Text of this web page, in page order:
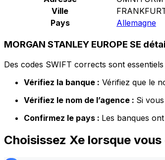
Ville
Pays
Allemagne
MORGAN STANLEY EUROPE SE
Des codes SWIFT corrects sont
Vérifiez la banque : Vérifiez que le
Vérifiez le nom de l’agence : Si
Confirmez le pays : Les banques
Choisissez Xe lorsque vous